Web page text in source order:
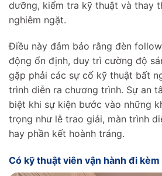
dưỡng, kiểm tra kỹ thuật và thay
nghiêm ngặt.
Điều này đảm bảo rằng đèn
động ổn định, duy trì cường độ
gặp phải các sự cố kỹ thuật bất
trình diễn ra chương trình. Sự an
biệt khi sự kiện bước vào những
trọng như lễ trao giải, màn trình
hay phần kết hoành tráng.
Có kỹ thuật viên vận hành đi kèm